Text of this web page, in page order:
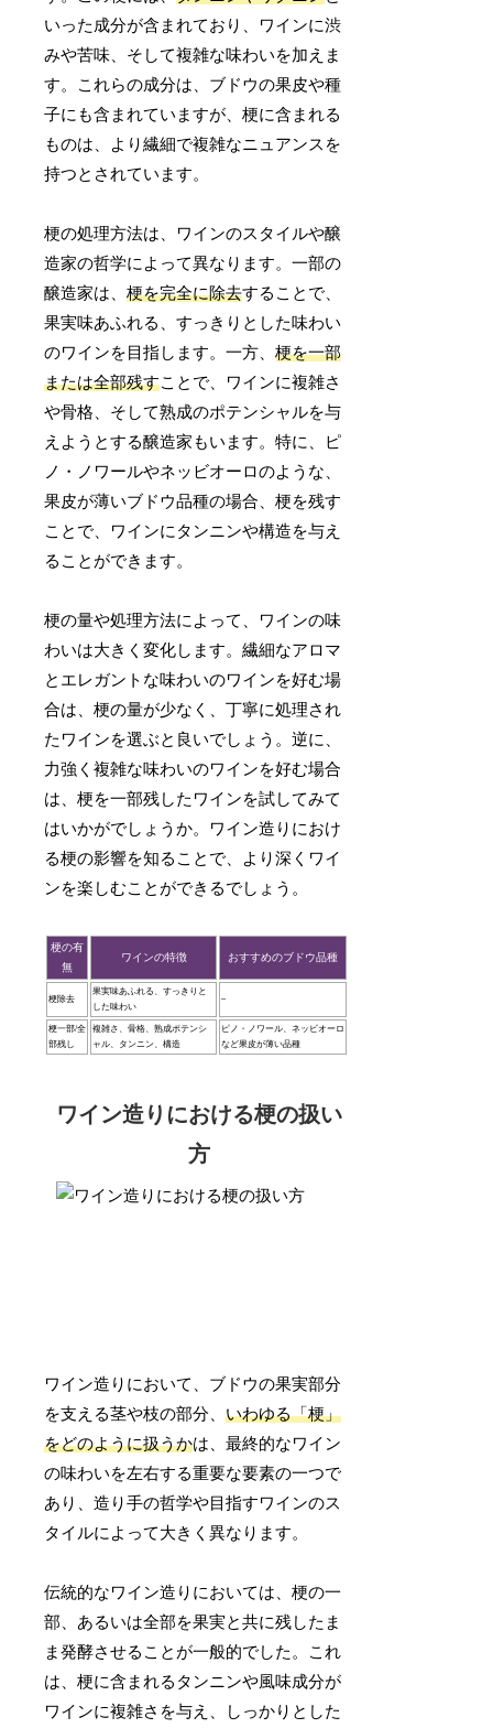
いった成分が含まれており、ワインに渋
みや苦味、そして複雑な味わいを加えま
す。これらの成分は、ブドウの果皮や種
子にも含まれていますが、梗に含まれる
ものは、より繊細で複雑なニュアンスを
持つとされています。
梗の処理方法は、ワインのスタイルや醸
造家の哲学によって異なります。一部の
醸造家は、梗を完全に除去することで、
果実味あふれる、すっきりとした味わい
のワインを目指します。一方、梗を一部
または全部残すことで、ワインに複雑さ
や骨格、そして熟成のポテンシャルを与
えようとする醸造家もいます。特に、ピ
ノ・ノワールやネッビオーロのような、
果皮が薄いブドウ品種の場合、梗を残す
ことで、ワインにタンニンや構造を与え
ることができます。
梗の量や処理方法によって、ワインの味
わいは大きく変化します。繊細なアロマ
とエレガントな味わいのワインを好む場
合は、梗の量が少なく、丁寧に処理され
たワインを選ぶと良いでしょう。逆に、
力強く複雑な味わいのワインを好む場合
は、梗を一部残したワインを試してみて
はいかがでしょうか。ワイン造りにおけ
る梗の影響を知ることで、より深くワイ
ンを楽しむことができるでしょう。
梗の有
無
ワインの特徴 おすすめのブドウ品種
梗除去
果実味あふれる、すっきりと
した味わい
–
梗一部/全
部残し
複雑さ、骨格、熟成ポテンシ
ャル、タンニン、構造
ピノ・ノワール、ネッビオーロ
など果皮が薄い品種
ワイン造りにおける梗の扱い
方
ワイン造りにおいて、ブドウの果実部分
を支える茎や枝の部分、いわゆる「梗」
をどのように扱うかは、最終的なワイン
の味わいを左右する重要な要素の一つで
あり、造り手の哲学や目指すワインのス
タイルによって大きく異なります。
伝統的なワイン造りにおいては、梗の一
部、あるいは全部を果実と共に残したま
ま発酵させることが一般的でした。これ
は、梗に含まれるタンニンや風味成分が
ワインに複雑さを与え、しっかりとした